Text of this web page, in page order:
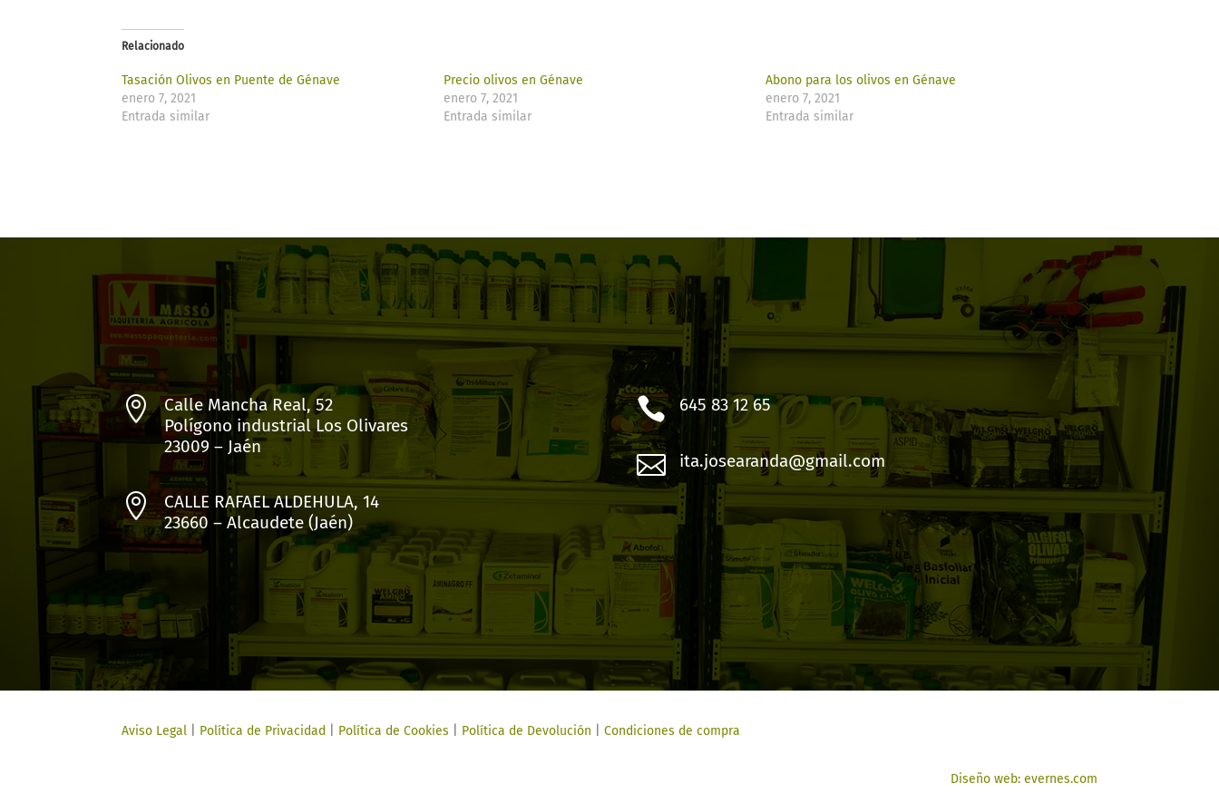
Relacionado
Tasación Olivos en Puente de Génave​
enero 7, 2021
Entrada similar
Precio olivos en Génave
enero 7, 2021
Entrada similar
Abono para los olivos en Génave
enero 7, 2021
Entrada similar

Calle Mancha Real, 52
Polígono industrial Los Olivares
23009 – Jaén

CALLE RAFAEL ALDEHULA, 14
23660 – Alcaudete (Jaén)
 645 83 12 65
 ita.josearanda@gmail.com
Aviso Legal Política de Privacidad Política de Cookies Política de Devolución |Condiciones de compra
Diseño web: evernes.com